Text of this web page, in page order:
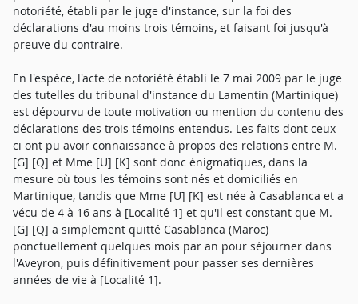
notoriété, établi par le juge d'instance, sur la foi des
déclarations d'au moins trois témoins, et faisant foi jusqu'à
preuve du contraire.
En l'espèce, l'acte de notoriété établi le 7 mai 2009 par le juge
des tutelles du tribunal d'instance du Lamentin (Martinique)
est dépourvu de toute motivation ou mention du contenu des
déclarations des trois témoins entendus. Les faits dont ceux-
ci ont pu avoir connaissance à propos des relations entre M.
[G] [Q] et Mme [U] [K] sont donc énigmatiques, dans la
mesure où tous les témoins sont nés et domiciliés en
Martinique, tandis que Mme [U] [K] est née à Casablanca et a
vécu de 4 à 16 ans à [Localité 1] et qu'il est constant que M.
[G] [Q] a simplement quitté Casablanca (Maroc)
ponctuellement quelques mois par an pour séjourner dans
l'Aveyron, puis définitivement pour passer ses dernières
années de vie à [Localité 1].